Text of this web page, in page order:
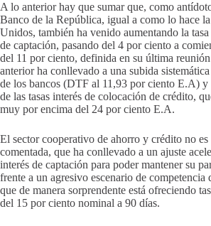
A lo anterior hay que sumar que, como
Banco de la República, igual a como lo hace
Unidos, también ha venido aumentando la
de captación, pasando del 4 por ciento a
del 11 por ciento, definida en su última
anterior ha conllevado a una subida
de los bancos (DTF al 11,93 por ciento E.A) y
de las tasas interés de colocación de crédito,
muy por encima del 24 por ciento E.A.
El sector cooperativo de ahorro y crédito no es
comentada, que ha conllevado a un ajuste
interés de captación para poder mantener su
frente a un agresivo escenario de competencia
que de manera sorprendente está ofreciendo
del 15 por ciento nominal a 90 días.